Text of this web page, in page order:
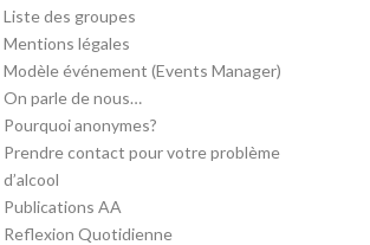
Liste des groupes
Mentions légales
Modèle événement (Events Manager)
On parle de nous…
Pourquoi anonymes?
Prendre contact pour votre problème
d’alcool
Publications AA
Reflexion Quotidienne